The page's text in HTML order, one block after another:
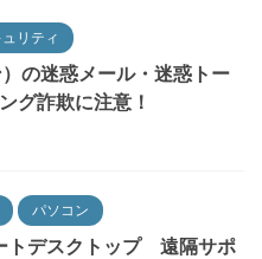
リティ
の迷惑メール・迷惑トー
グ詐欺に注意！
パソコン
トデスクトップ 遠隔サポ